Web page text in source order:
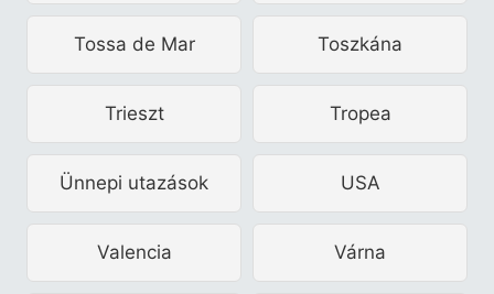
Tossa de Mar Toszkána
Trieszt Tropea
Ünnepi utazások USA
Valencia Várna